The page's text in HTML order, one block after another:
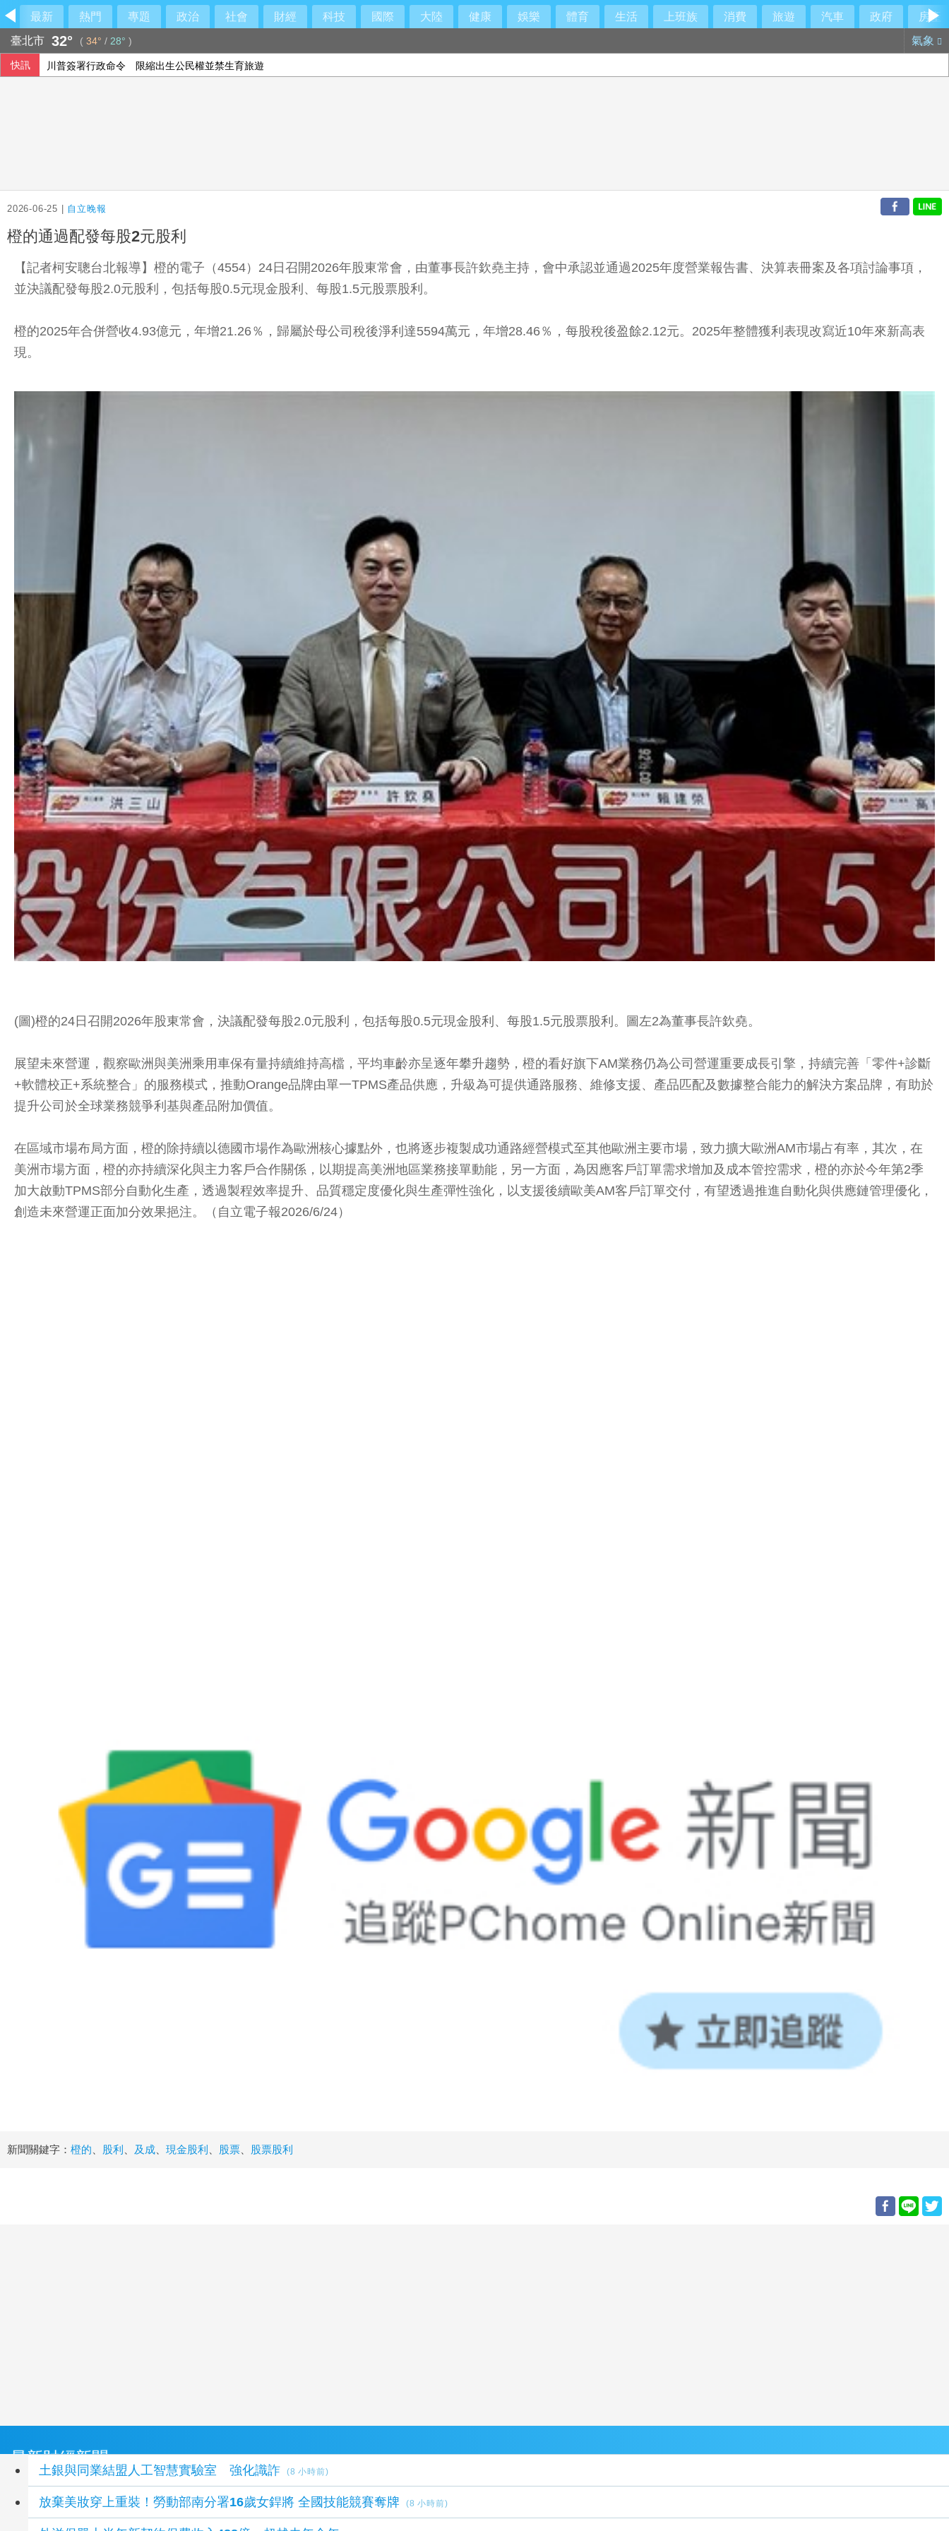
最新 熱門 專題 政治 社會 財經 科技 國際 大陸 健康 娛樂 體育 生活 上班族 消費 旅遊 汽車 政府
房產
臺北市 32° ( 34° / 28° ) 氣象
快訊 川普簽署行政命令 限縮出生公民權並禁生育旅遊
2026-06-25 | 自立晚報
橙的通過配發每股2元股利
【記者柯安聰台北報導】橙的電子（4554）24日召開2026年股東常會，由董事長許欽堯主持，會中承認並通過2025年度營業報告書、決算表冊案及各項討論事項，
並決議配發每股2.0元股利，包括每股0.5元現金股利、每股1.5元股票股利。
橙的2025年合併營收4.93億元，年增21.26％，歸屬於母公司稅後淨利達5594萬元，年增28.46％，每股稅後盈餘2.12元。2025年整體獲利表現改寫近10年來新高表
現。
(圖)橙的24日召開2026年股東常會，決議配發每股2.0元股利，包括每股0.5元現金股利、每股1.5元股票股利。圖左2為董事長許欽堯。
展望未來營運，觀察歐洲與美洲乘用車保有量持續維持高檔，平均車齡亦呈逐年攀升趨勢，橙的看好旗下AM業務仍為公司營運重要成長引擎，持續完善「零件+診斷
+軟體校正+系統整合」的服務模式，推動Orange品牌由單一TPMS產品供應，升級為可提供通路服務、維修支援、產品匹配及數據整合能力的解決方案品牌，有助於
提升公司於全球業務競爭利基與產品附加價值。
在區域市場布局方面，橙的除持續以德國市場作為歐洲核心據點外，也將逐步複製成功通路經營模式至其他歐洲主要市場，致力擴大歐洲AM市場占有率，其次，在
美洲市場方面，橙的亦持續深化與主力客戶合作關係，以期提高美洲地區業務接單動能，另一方面，為因應客戶訂單需求增加及成本管控需求，橙的亦於今年第2季
加大啟動TPMS部分自動化生產，透過製程效率提升、品質穩定度優化與生產彈性強化，以支援後續歐美AM客戶訂單交付，有望透過推進自動化與供應鏈管理優化，
創造未來營運正面加分效果挹注。（自立電子報2026/6/24）
新聞關鍵字： 橙的 股利 及成 現金股利 股票 股票股利
最新財經新聞
土銀與同業結盟人工智慧實驗室 強化識詐 (8 小時前)
放棄美妝穿上重裝！勞動部南分署16歲女銲將 全國技能競賽奪牌 (8 小時前)